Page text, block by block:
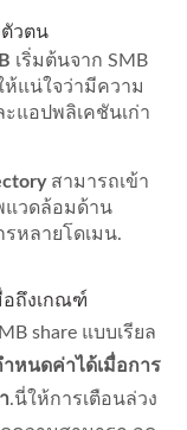
วตน
เริ่มต้นจาก SMB
ห้แน่ใจว่ามีความ
แอปพลิเคชันเก่า
สามารถเข้า
แวดล้อมด้าน
หลายโดเมน.
อถึงเกณฑ์
share แบบเรียล
หนดค่าได้เมื่อการ
.นี่ให้การเตือนล่วง